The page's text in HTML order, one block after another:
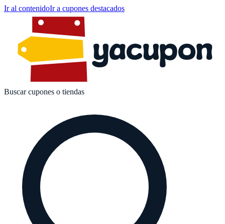
Ir al contenidoIr a cupones destacados
yacupon
Buscar cupones o tiendas